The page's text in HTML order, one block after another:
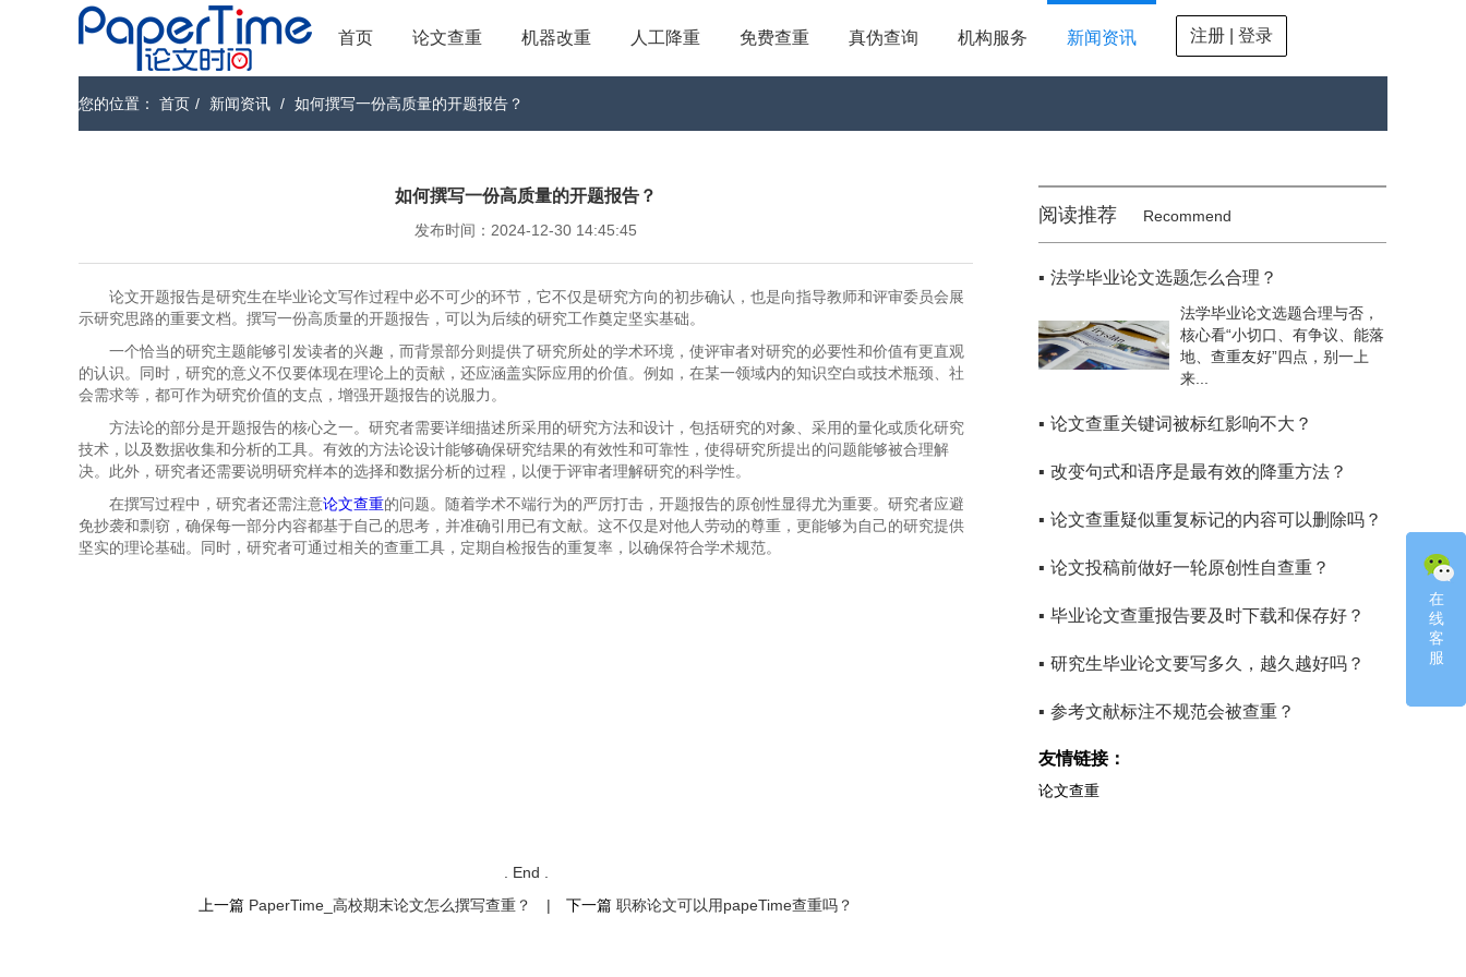
首页 论文查重 机器改重 人工降重 免费查重 真伪查询 机构服务 新闻资讯 注册 | 登录
在
线
客
服
您的位置： 首页 / 新闻资讯 / 如何撰写一份高质量的开题报告？
如何撰写一份高质量的开题报告？
发布时间：2024-12-30 14:45:45
论文开题报告是研究生在毕业论文写作过程中必不可少的环节，它不仅是研究方向的初步确认，也是向指导教师和评审委员会展
示研究思路的重要文档。撰写一份高质量的开题报告，可以为后续的研究工作奠定坚实基础。
一个恰当的研究主题能够引发读者的兴趣，而背景部分则提供了研究所处的学术环境，使评审者对研究的必要性和价值有更直观
的认识。同时，研究的意义不仅要体现在理论上的贡献，还应涵盖实际应用的价值。例如，在某一领域内的知识空白或技术瓶颈、社
会需求等，都可作为研究价值的支点，增强开题报告的说服力。
方法论的部分是开题报告的核心之一。研究者需要详细描述所采用的研究方法和设计，包括研究的对象、采用的量化或质化研究
技术，以及数据收集和分析的工具。有效的方法论设计能够确保研究结果的有效性和可靠性，使得研究所提出的问题能够被合理解
决。此外，研究者还需要说明研究样本的选择和数据分析的过程，以便于评审者理解研究的科学性。
在撰写过程中，研究者还需注意论文查重的问题。随着学术不端行为的严厉打击，开题报告的原创性显得尤为重要。研究者应避
免抄袭和剽窃，确保每一部分内容都基于自己的思考，并准确引用已有文献。这不仅是对他人劳动的尊重，更能够为自己的研究提供
坚实的理论基础。同时，研究者可通过相关的查重工具，定期自检报告的重复率，以确保符合学术规范。
. End .
上一篇 PaperTime_高校期末论文怎么撰写查重？ | 下一篇 职称论文可以用papeTime查重吗？
阅读推荐 Recommend
▪ 法学毕业论文选题怎么合理？
法学毕业论文选题合理与否，
核心看“小切口、有争议、能落
地、查重友好”四点，别一上
来...
▪ 论文查重关键词被标红影响不大？
▪ 改变句式和语序是最有效的降重方法？
▪ 论文查重疑似重复标记的内容可以删除吗？
▪ 论文投稿前做好一轮原创性自查重？
▪ 毕业论文查重报告要及时下载和保存好？
▪ 研究生毕业论文要写多久，越久越好吗？
▪ 参考文献标注不规范会被查重？
友情链接：
论文查重
在
线
客
服